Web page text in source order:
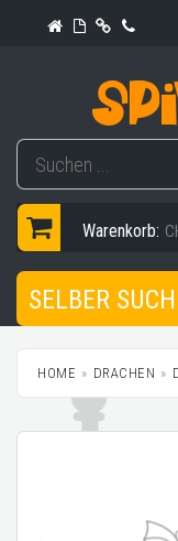
Warenkorb:
SELBER
HOME DRACHEN